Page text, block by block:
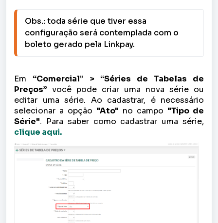
Obs.: toda série que tiver essa
configuração será contemplada com o
boleto gerado pela Linkpay.
Em “Comercial” > “Séries de Tabelas de
Preços” você pode criar uma nova série ou
editar uma série. Ao cadastrar, é necessário
selecionar a opção "Ato" no campo "Tipo de
Série". Para saber como cadastrar uma série,
clique aqui.